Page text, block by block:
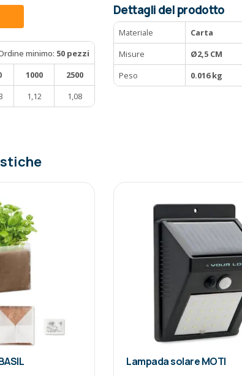
minimo: 50 pezzi
1000
2500
1,12 1,08
Dettagli del prodotto
Materiale
Carta
Misure
Ø2,5 CM
Peso
0.016 kg
Lampada solare MOTI